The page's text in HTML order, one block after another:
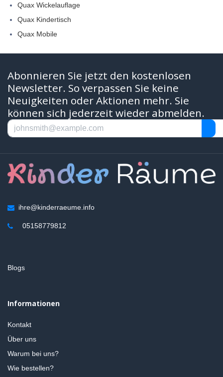
Quax Wickelauflage
Quax Kindertisch
Quax Mobile
Abonnieren Sie jetzt den kostenlosen
Newsletter. So verpassen Sie keine
Neuigkeiten oder Aktionen mehr. Sie
können sich jederzeit wieder abmelden.
ihre@kinderraeume.info
05158779812
Blogs
Informationen
Kontakt
Über uns
Warum bei uns?
Wie bestellen?